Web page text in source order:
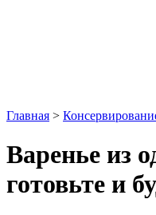
Главная >
Варенье из
готовьте и